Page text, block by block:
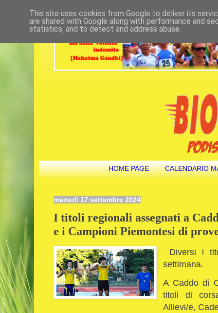
HOME PAGE CALENDARIO
martedì 17 settembre 2024
I titoli regionali assegnati a
e i Campioni Piemontesi di
Diversi i
settimana.
A Caddo di
titoli di
Allievi/e,
This site uses cookies from Google to deliver its
are shared with Google along with performance and
statistics, and to detect and address abuse.